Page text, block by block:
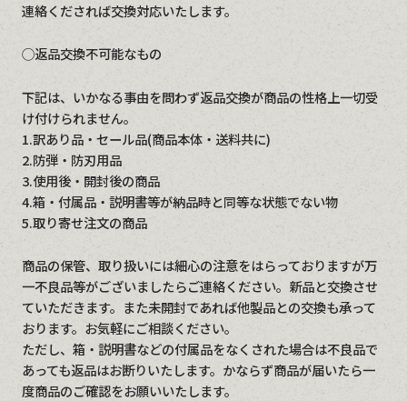
連絡くだされば交換対応いたします。
◯返品交換不可能なもの
下記は、いかなる事由を問わず返品交換が商品の性格上一切受
け付けられません。
1.訳あり品・セール品(商品本体・送料共に)
2.防弾・防刃用品
3.使用後・開封後の商品
4.箱・付属品・説明書等が納品時と同等な状態でない物
5.取り寄せ注文の商品
商品の保管、取り扱いには細心の注意をはらっておりますが万
一不良品等がございましたらご連絡ください。新品と交換させ
ていただきます。また未開封であれば他製品との交換も承って
おります。お気軽にご相談ください。
ただし、箱・説明書などの付属品をなくされた場合は不良品で
あっても返品はお断りいたします。かならず商品が届いたら一
度商品のご確認をお願いいたします。